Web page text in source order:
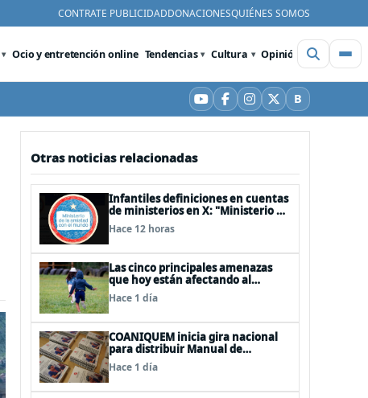
CONTRATE PUBLICIDADDONACIONESQUIÉNES SOMOS
Ocio y entretención online Tendencias Cultura Opinión Videos
YouTube
Facebook
Instagram
X BBluesky
Otras noticias relacionadas
Infantiles definiciones en cuentas
de ministerios en X: "Ministerio de
Cuidar la Plata", "Ministerio de la
amistad..."
Hace 12 horas
Las cinco principales amenazas
que hoy están afectando al
desarrollo de los niños en Chile
Hace 1 día
COANIQUEM inicia gira nacional
para distribuir Manual de
Quemaduras a profesionales de la
salud
Hace 1 día